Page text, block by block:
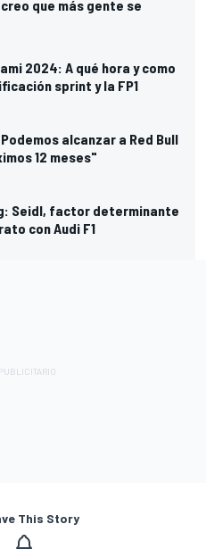
que más gente se
2024: A qué hora y como
sprint y la FP1
alcanzar a Red Bull
12 meses"
Seidl, factor determinante
con Audi F1
This Story